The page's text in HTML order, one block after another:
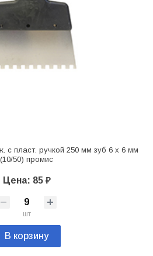
с пласт. ручкой 250 мм зуб 6 х 6 мм
(10/50) промис
Цена: 85 ₽
шт
В корзину